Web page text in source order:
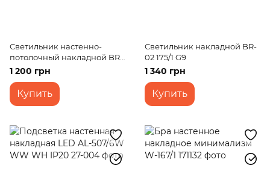
Светильник настенно-
потолочный накладной BR-
02 924/2
1 200 грн
Купить
Светильник накладной BR-
02 175/1 G9
1 340 грн
Купить